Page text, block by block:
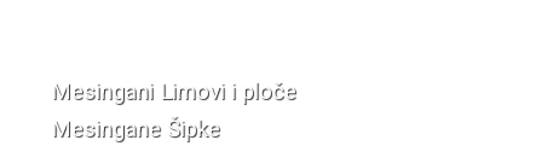
Mesingani Limovi i ploče
Mesingane Šipke